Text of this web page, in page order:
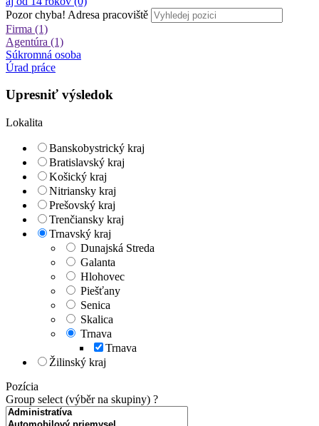
Pozor chyba! Adresa pracoviště
Firma (1)
Agentúra (1)
Súkromná osoba
Úrad práce
Upresniť výsledok
Lokalita
Banskobystrický kraj
Bratislavský kraj
Košický kraj
Nitriansky kraj
Prešovský kraj
Trenčiansky kraj
Trnavský kraj
Dunajská Streda
Galanta
Hlohovec
Piešťany
Senica
Skalica
Trnava
Trnava
Žilinský kraj
Pozícia
Group select (výběr na skupiny) ?